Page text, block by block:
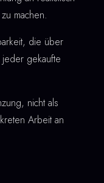
machen.
die über
gekaufte
nicht als
Arbeit an